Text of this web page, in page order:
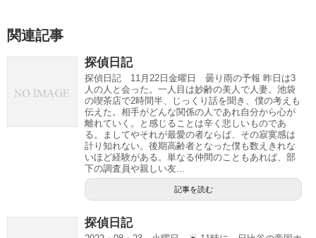
関連記事
探偵日記
探偵日記 11月22日金曜日 曇り雨の予報 昨日は3
人の人と会った。一人目は妙齢の美人で人妻。池袋
の喫茶店で2時間半、じっくり話を聞き、僕の考えも
伝えた。相手がどんな関係の人であれ自分から心が
離れていく。と感じることは辛く悲しいものであ
る。ましてやそれが最愛の者ならば、その寂寞感は
計り知れない。後期高齢者となった僕も数えきれな
いほど経験がある。単なる仲間のこともあれば、部
下の調査員や親しい友...
記事を読む
探偵日記